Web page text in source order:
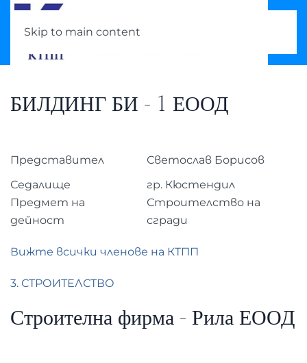
Skip to main content
БИЛДИНГ БИ - 1 ЕООД
Представител
Светослав Борисов
Седалище
гр. Кюстендил
Предмет на
дейност
Строителство на
сгради
Вижте всички членове на КТПП
3. СТРОИТЕЛСТВО
Строителна фирма - Рила ЕООД